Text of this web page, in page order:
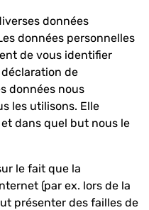
données
données personnelles
de vous identifier
de
données nous
les utilisons. Elle
dans quel but nous le
le fait que la
(par ex. lors de la
présenter des failles de